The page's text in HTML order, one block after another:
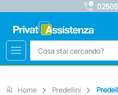
call_quality
menu
home Home Predellini